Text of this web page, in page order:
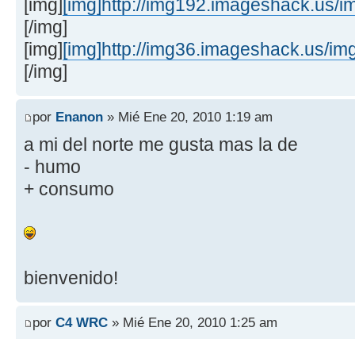
[img] [img]http://img192.imageshack.us/
[/img]
[img][img]http://img36.imageshack.us/
[/img]
por Enanon » Mié Ene 20, 2010 1:19 am
a mi del norte me gusta mas la de
- humo
+ consumo
bienvenido!
por C4 WRC » Mié Ene 20, 2010 1:25 am